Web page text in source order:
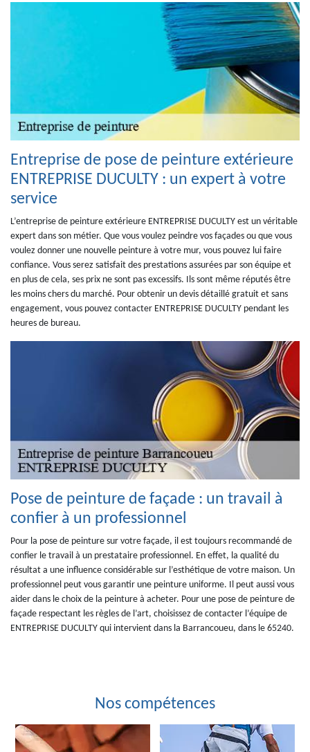
Entreprise de pose de peinture extérieure
ENTREPRISE DUCULTY : un expert à votre
service
L’entreprise de peinture extérieure ENTREPRISE DUCULTY est un véritable
expert dans son métier. Que vous voulez peindre vos façades ou que vous
voulez donner une nouvelle peinture à votre mur, vous pouvez lui faire
confiance. Vous serez satisfait des prestations assurées par son équipe et
en plus de cela, ses prix ne sont pas excessifs. Ils sont même réputés être
les moins chers du marché. Pour obtenir un devis détaillé gratuit et sans
engagement, vous pouvez contacter ENTREPRISE DUCULTY pendant les
heures de bureau.
Pose de peinture de façade : un travail à
confier à un professionnel
Pour la pose de peinture sur votre façade, il est toujours recommandé de
confier le travail à un prestataire professionnel. En effet, la qualité du
résultat a une influence considérable sur l’esthétique de votre maison. Un
professionnel peut vous garantir une peinture uniforme. Il peut aussi vous
aider dans le choix de la peinture à acheter. Pour une pose de peinture de
façade respectant les règles de l’art, choisissez de contacter l’équipe de
ENTREPRISE DUCULTY qui intervient dans la Barrancoueu, dans le 65240.
Nos compétences